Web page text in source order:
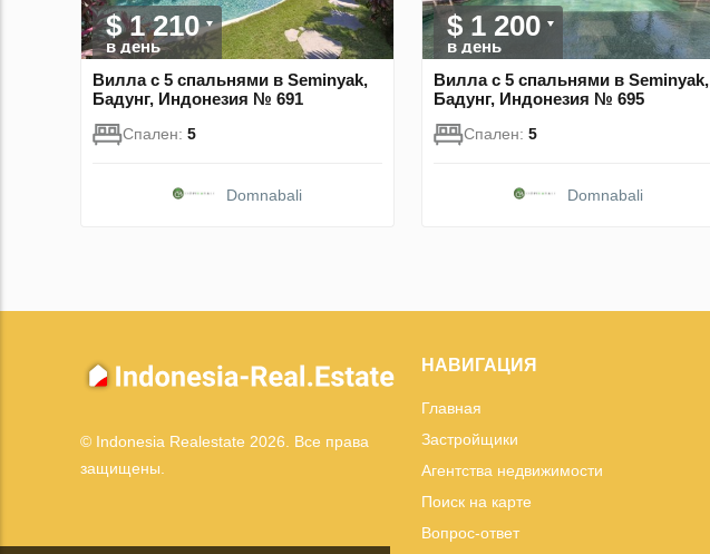
$ 1 210
в день
Вилла с 5 спальнями в Seminyak,
Бадунг, Индонезия № 691
Спален: 5
Domnabali
$ 1 200
в день
Вилла с 5 спальнями в Seminyak,
Бадунг, Индонезия № 695
Спален: 5
Domnabali
© Indonesia Realestate 2026. Все права
защищены.
НАВИГАЦИЯ
Главная
Застройщики
Агентства недвижимости
Поиск на карте
Вопрос-ответ